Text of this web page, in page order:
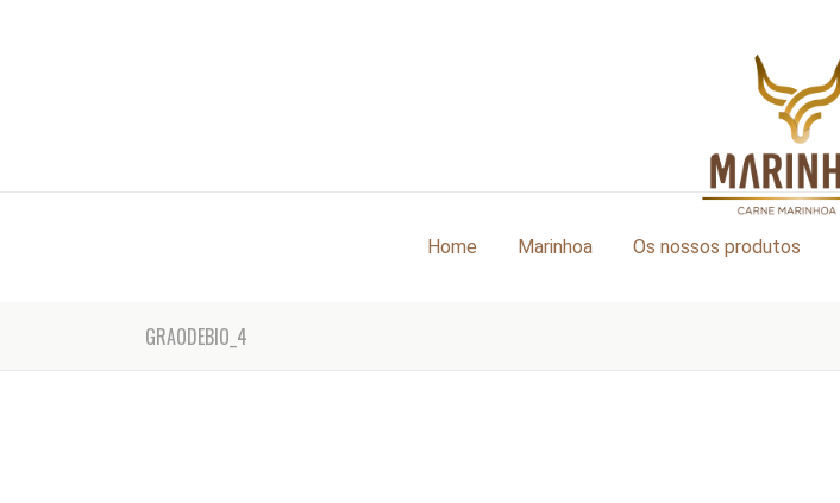
Home Marinhoa Os nossos produtos
GRAODEBIO_4